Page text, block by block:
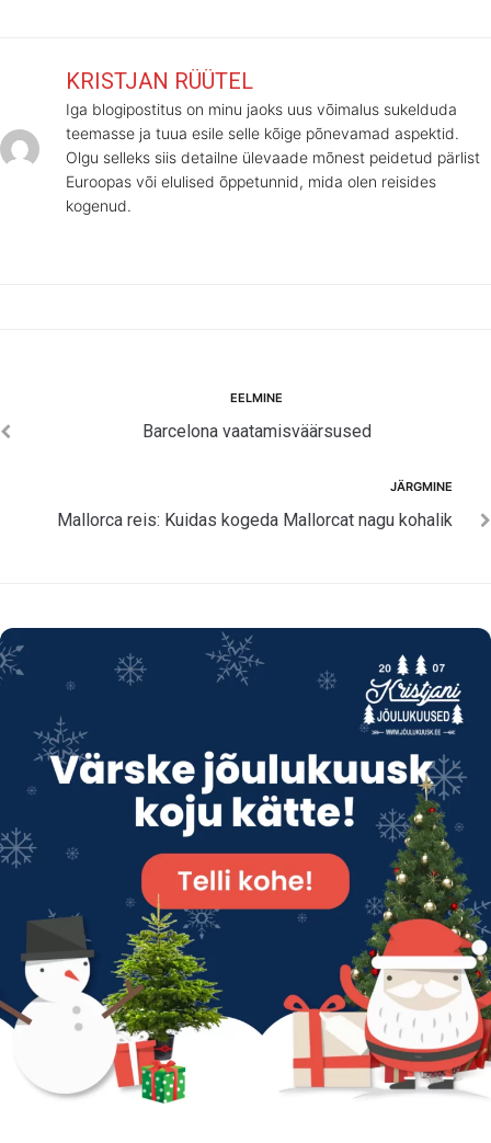
KRISTJAN RÜÜTEL
Iga blogipostitus on minu jaoks uus võimalus sukelduda
teemasse ja tuua esile selle kõige põnevamad aspektid.
Olgu selleks siis detailne ülevaade mõnest peidetud pärlist
Euroopas või elulised õppetunnid, mida olen reisides
kogenud.
EELMINE
Barcelona vaatamisväärsused
JÄRGMINE
Mallorca reis: Kuidas kogeda Mallorcat nagu kohalik